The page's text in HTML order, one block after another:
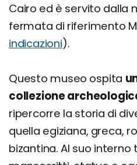
Cairo ed è servito dalla
fermata di riferimento
indicazioni).
Questo museo ospita
collezione
ripercorre la storia di
quella egiziana, greca,
bizantina. Al suo